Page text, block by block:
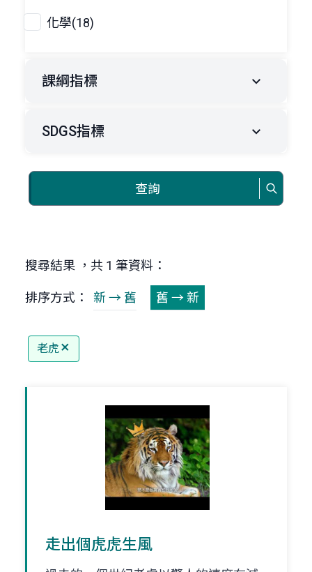
化學(18)
課綱指標
SDGS指標
查詢
搜尋結果 ，共 1 筆資料：
排序方式： 新 → 舊 舊 → 新
老虎
走出個虎虎生風